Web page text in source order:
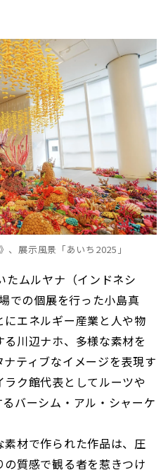
、展示風景「あいち2025」
たムルヤナ（インドネシ
での個展を行った小島真
エネルギー産業と人や物
川辺ナホ、多様な素材を
ティブなイメージを表現す
ク館代表としてルーツや
バーシム・アル・シャーケ
材で作られた作品は、圧
質感で観る者を惹きつけ